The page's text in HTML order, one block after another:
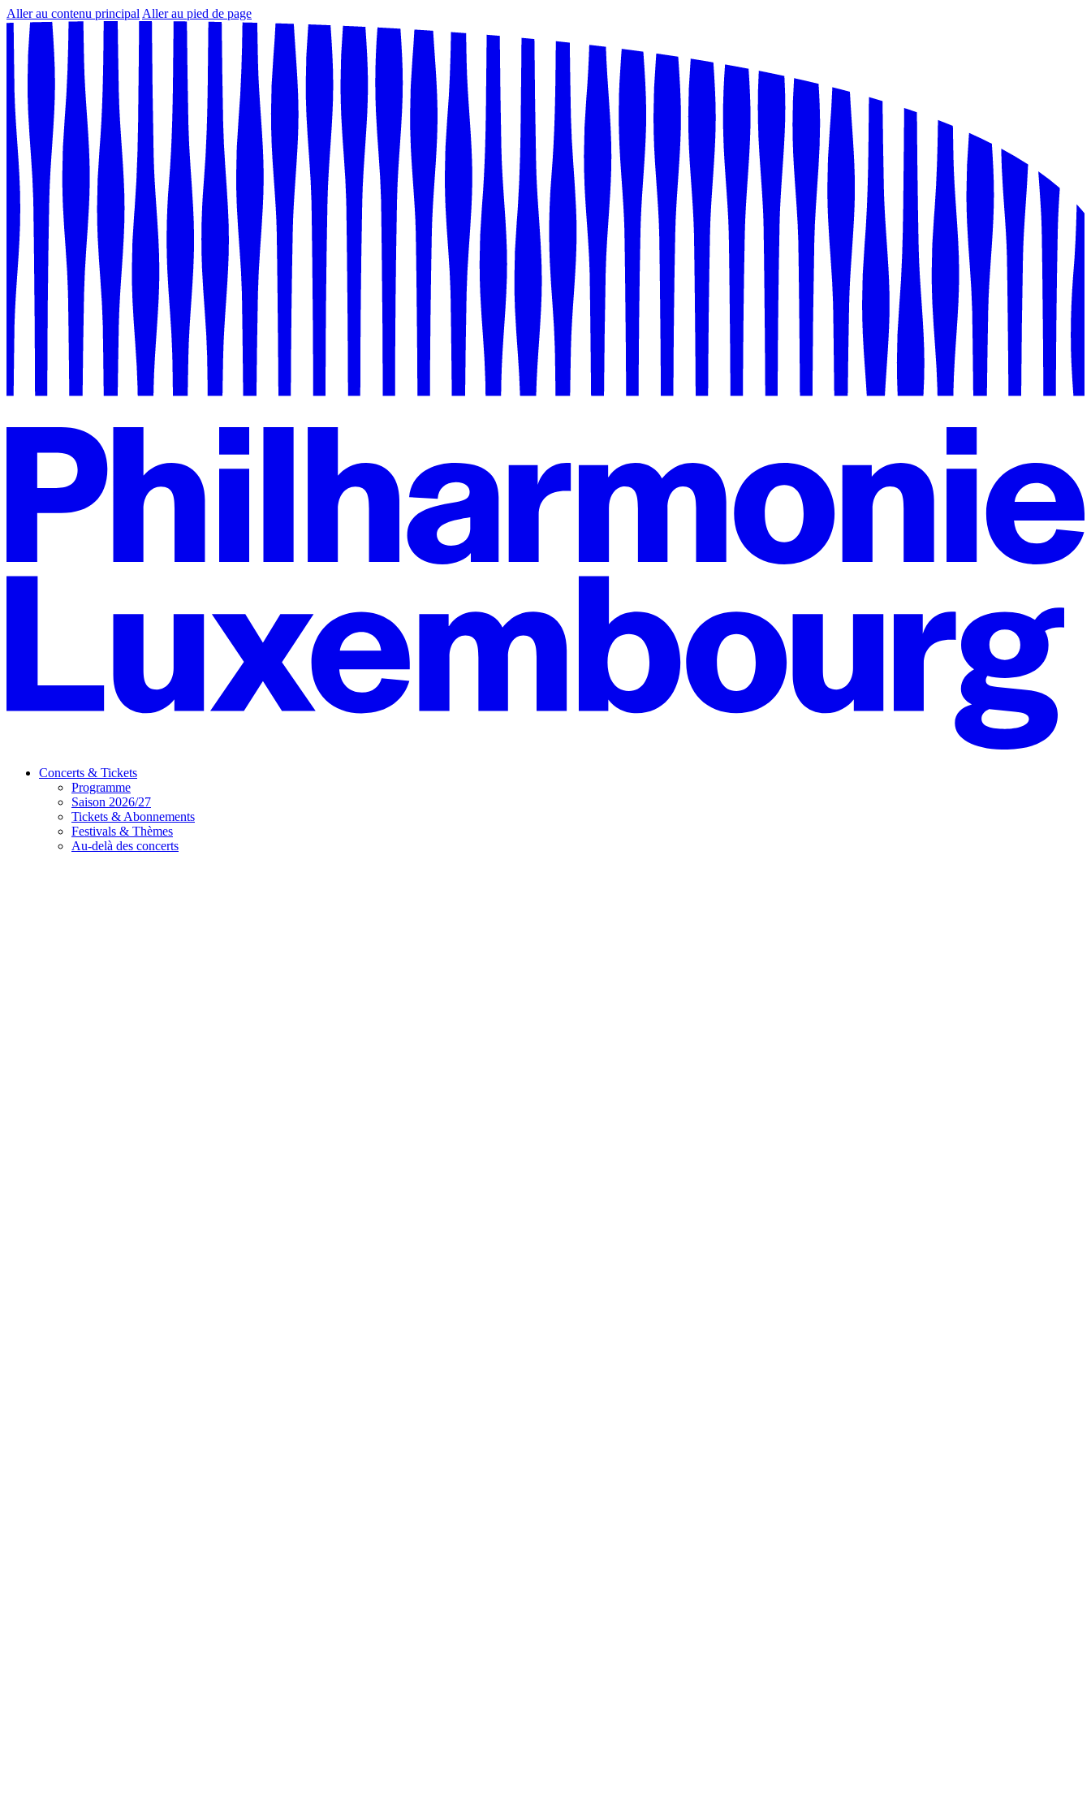
Aller au contenu principal Aller au pied de page
Concerts & Tickets
Programme
Saison 2026/27
Tickets & Abonnements
Festivals & Thèmes
Au-delà des concerts